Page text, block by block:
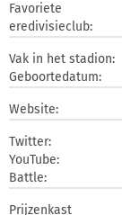
Favoriete
eredivisieclub:
Vak in het stadion:
Geboortedatum:
Website:
Twitter:
YouTube:
Battle:
Prijzenkast